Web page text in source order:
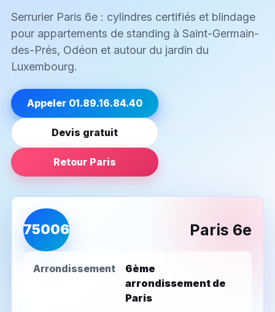
Serrurier Paris 6e : cylindres certifiés et blindage
pour appartements de standing à Saint-Germain-
des-Prés, Odéon et autour du jardin du
Luxembourg.
Appeler 01.89.16.84.40
Devis gratuit
Retour Paris
75006 Paris 6e
Arrondissement
6ème
arrondissement de
Paris